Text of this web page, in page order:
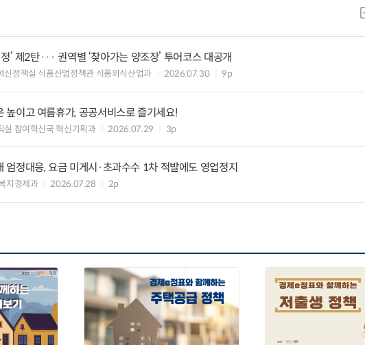
’ 제2탄··· 권역별 ‘찾아가는 양조장’ 투어코스 대공개
신정책실 식품산업정책관 식품외식산업과 2026.07.30 9p
높이고 여름휴가, 공공서비스로 즐기세요!
실 참여혁신국 혁신기획과 2026.07.29 3p
엄정대응, 요금 미게시·초과수수 1차 적발에도 영업정지
지경제과 2026.07.28 2p